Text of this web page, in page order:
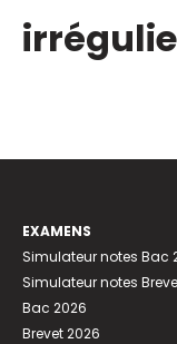
EXAMENS
Simulateur notes Bac
Simulateur notes
Bac 2026
Brevet 2026